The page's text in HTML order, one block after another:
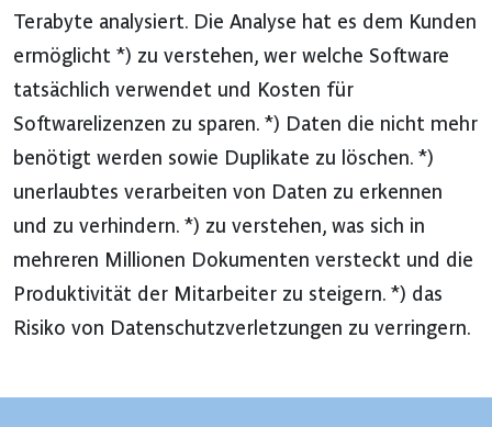
Terabyte analysiert. Die Analyse hat es dem Kunden
ermöglicht *) zu verstehen, wer welche Software
tatsächlich verwendet und Kosten für
Softwarelizenzen zu sparen. *) Daten die nicht mehr
benötigt werden sowie Duplikate zu löschen. *)
unerlaubtes verarbeiten von Daten zu erkennen
und zu verhindern. *) zu verstehen, was sich in
mehreren Millionen Dokumenten versteckt und die
Produktivität der Mitarbeiter zu steigern. *) das
Risiko von Datenschutzverletzungen zu verringern.